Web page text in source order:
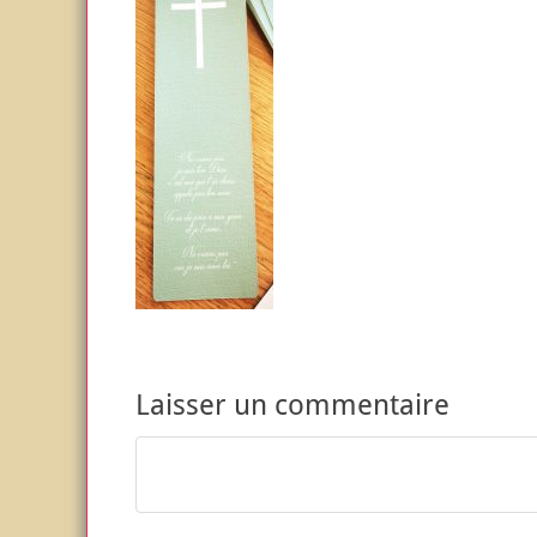
Laisser un commentaire